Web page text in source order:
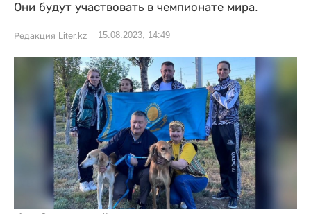
Они будут участвовать в чемпионате мира.
Редакция Liter.kz 15.08.2023, 14:49